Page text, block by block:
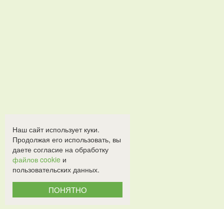
Наш сайт использует куки.
Продолжая его использовать, вы
даете согласие на обработку
файлов cookie и
пользовательских данных.
ПОНЯТНО